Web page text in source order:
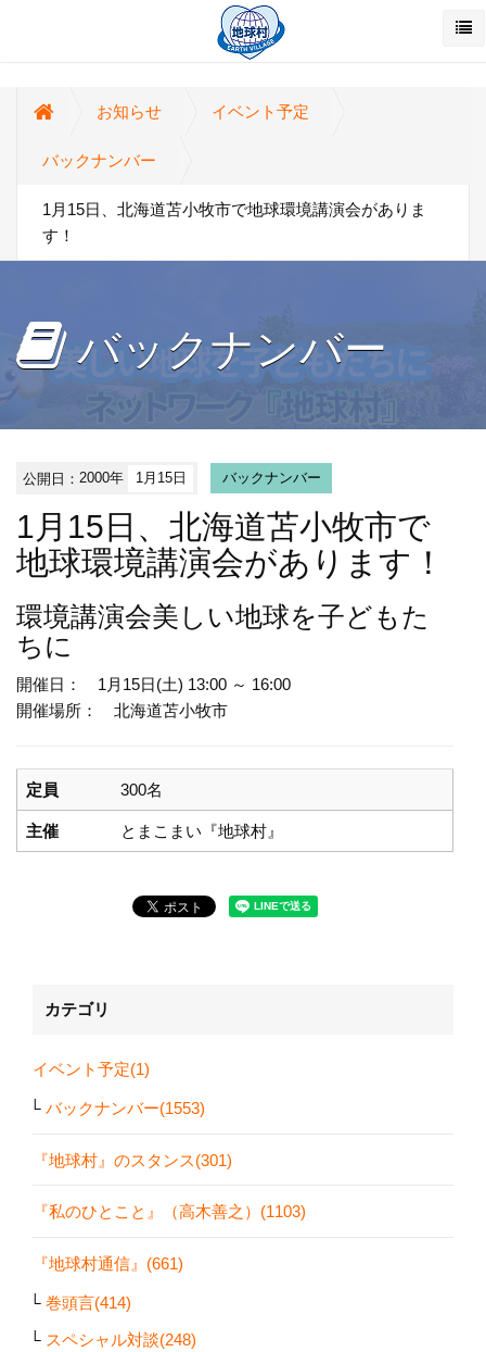
お知らせ イベント予定
バックナンバー
1月15日、北海道苫小牧市で地球環境講演会がありま
す！
バックナンバー
公開日：2000年 1月15日 バックナンバー
1月15日、北海道苫小牧市で
地球環境講演会があります！
環境講演会美しい地球を子どもた
ちに
開催日： 1月15日(土) 13:00 ～ 16:00
開催場所： 北海道苫小牧市
定員 300名
主催 とまこまい『地球村』
カテゴリ
イベント予定(1)
バックナンバー(1553)
『地球村』のスタンス(301)
『私のひとこと』（高木善之）(1103)
『地球村通信』(661)
巻頭言(414)
スペシャル対談(248)